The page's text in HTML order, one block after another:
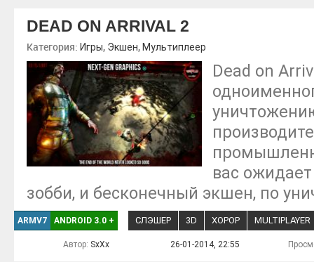
DEAD ON ARRIVAL 2
Категория: Игры, Экшен, Мультиплеер
Dead on
вас
зобби, и бесконечный экшен, по
ARMV7 ANDROID 3.0 + СЛЭШЕР 3D ХОРОР MULTIPLAYER
Автор: SxXx 26-01-2014, 22:55